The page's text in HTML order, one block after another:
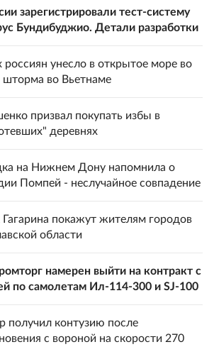
зарегистрировали тест-систему
Бундибуджио. Детали разработки
россиян унесло в открытое море во
шторма во Вьетнаме
призвал покупать избы в
деревнях
на Нижнем Дону напомнила о
Помпей - неслучайное совпадение
Гагарина покажут жителям городов
области
намерен выйти на контракт с
по самолетам Ил-114-300 и SJ-100
получил контузию после
с вороной на скорости 270